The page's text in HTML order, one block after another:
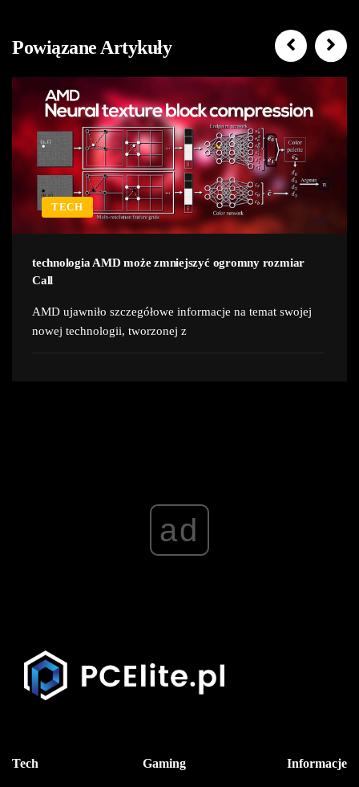
Powiązane Artykuły
TECH
technologia AMD może zmniejszyć ogromny rozmiar
Call
AMD ujawniło szczegółowe informacje na temat swojej
nowej technologii, tworzonej z
ad
Tech Gaming Informacje